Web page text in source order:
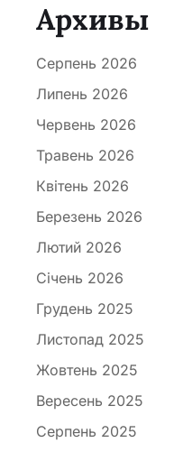
Архивы
Серпень 2026
Липень 2026
Червень 2026
Травень 2026
Квітень 2026
Березень 2026
Лютий 2026
Січень 2026
Грудень 2025
Листопад 2025
Жовтень 2025
Вересень 2025
Серпень 2025